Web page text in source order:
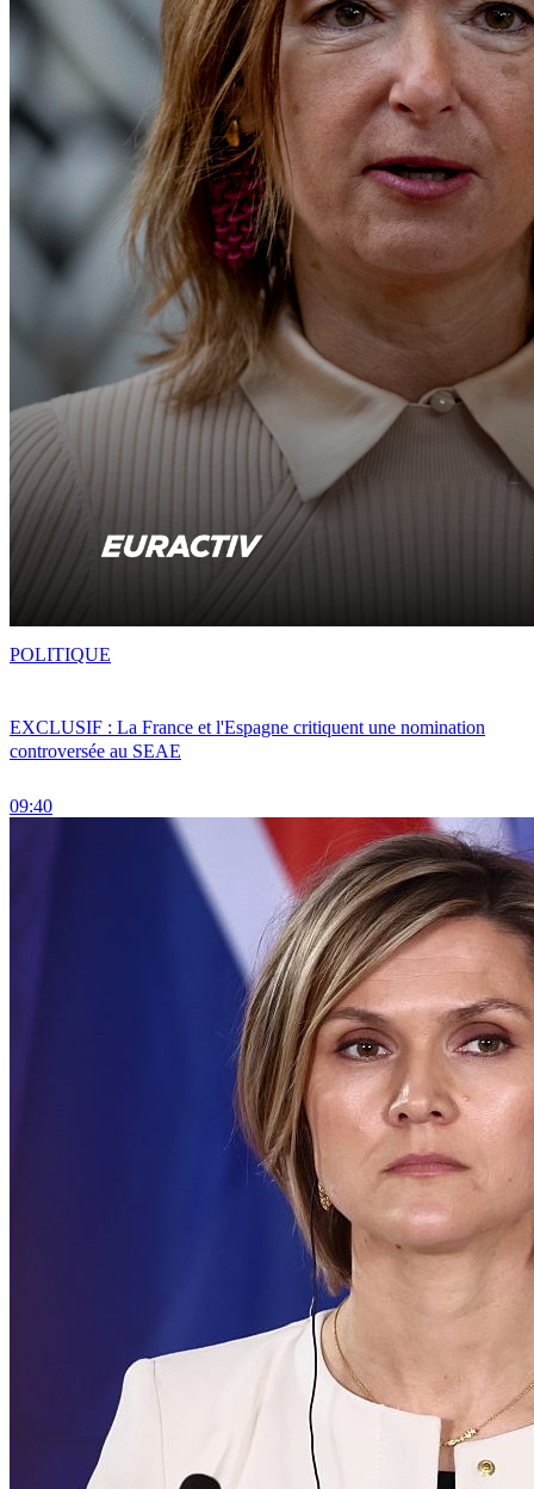
EXCLUSIF : La France et l'Espagne critiquent une nomination
controversée au SEAE
09:40
POLITIQUE